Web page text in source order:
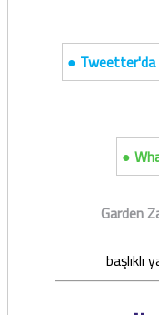
● Tweetter'da
●
Garden
başlıklı